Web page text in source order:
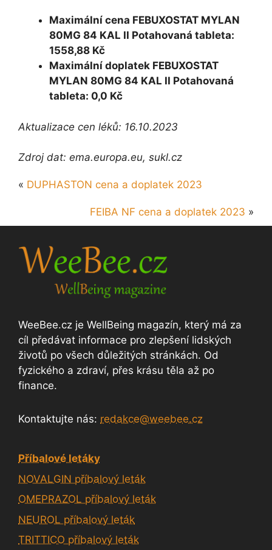
Maximální cena FEBUXOSTAT MYLAN
80MG 84 KAL II Potahovaná tableta:
1558,88 Kč
Maximální doplatek FEBUXOSTAT
MYLAN 80MG 84 KAL II Potahovaná
tableta: 0,0 Kč
Aktualizace cen léků: 16.10.2023
Zdroj dat: ema.europa.eu, sukl.cz
« DUPHASTON cena a doplatek 2023
FEIBA NF cena a doplatek 2023 »
WeeBee.cz je WellBeing magazín, který má za
cíl předávat informace pro zlepšení lidských
životů po všech důležitých stránkách. Od
fyzického a zdraví, přes krásu těla až po
finance.
Kontaktujte nás: redakce@weebee.cz
Příbalové letáky
NOVALGIN příbalový leták
OMEPRAZOL příbalový leták
NEUROL příbalový leták
TRITTICO příbalový leták